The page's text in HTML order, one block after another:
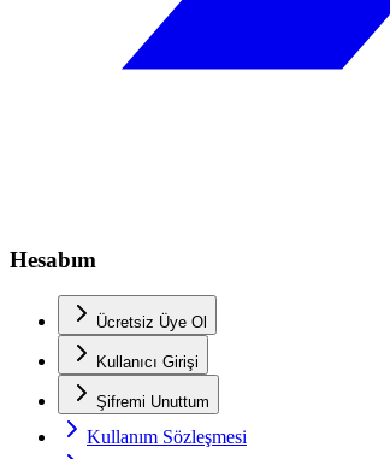
Hesabım
Ücretsiz Üye Ol
Kullanıcı Girişi
Şifremi Unuttum
Kullanım Sözleşmesi